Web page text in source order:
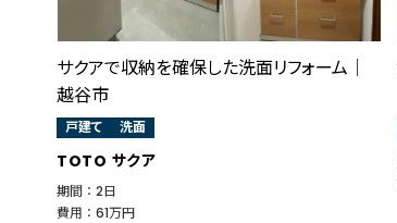
サクアで収納を確保した洗面リフォーム│
越谷市
戸建て 洗面
TOTO サクア
期間 ： 2日
費用 ： 61万円